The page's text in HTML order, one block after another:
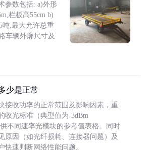
参数包括: a)外形
栏板高55cm b)
吨,最大允许总重
车辆外廓尺寸及
少是正常
接收功率的正常范围及影响因素，重
收光标准（典型值为-3dBm
不同速率光模块的参考值表格。同时
原因（如光纤损耗、连接器问题）及
快速判断网络性能问题。